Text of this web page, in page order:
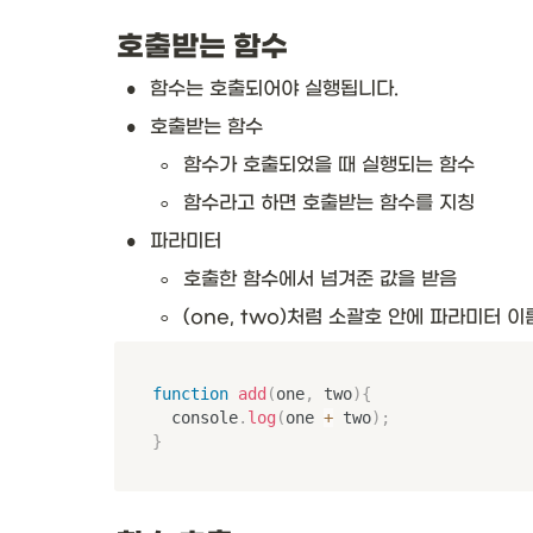
호출받는 함수
• 함수는 호출되어야 실행됩니다.
• 호출받는 함수
◦ 함수가 호출되었을 때 실행되는 함수
◦ 함수라고 하면 호출받는 함수를 지칭
• 파라미터
◦ 호출한 함수에서 넘겨준 값을 받음
◦ (one, two)처럼 소괄호 안에 파라미터 이
function add (one, two){
	console
. log (one + two) ;
}